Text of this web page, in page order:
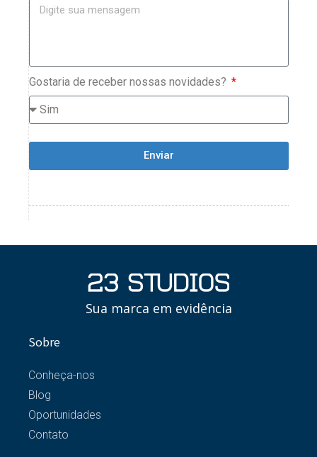
Gostaria de receber nossas novidades?
Enviar
Sua marca em evidência
Sobre
Conheça-nos
Blog
Oportunidades
Contato